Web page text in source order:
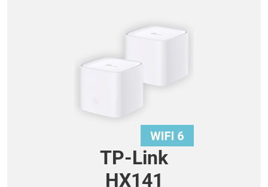
TP-Link
HX141